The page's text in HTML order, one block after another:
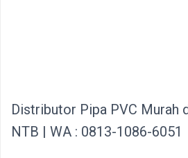
Distributor Pipa PVC Murah
NTB | WA : 0813-1086-6051